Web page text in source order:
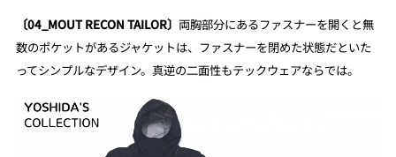
〔04_MOUT RECON TAILOR〕 両胸部分にあるファスナーを開くと無
数のポケットがあるジャケットは、ファスナーを閉めた状態だといた
ってシンプルなデザイン。真逆の二面性もテックウェアならでは。